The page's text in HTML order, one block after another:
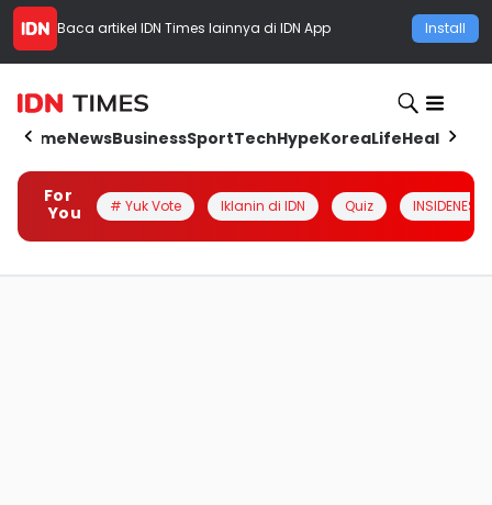
Baca artikel IDN Times lainnya di IDN App Install
HomeNewsBusinessSportTechHypeKoreaLifeHealth
For
You
# Yuk Vote Iklanin di IDN Quiz INSIDENESIA